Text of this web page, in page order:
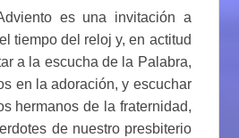
es una invitación a
tiempo del reloj y, en actitud
a la escucha de la Palabra,
en la adoración, y escuchar
hermanos de la fraternidad,
de nuestro presbiterio